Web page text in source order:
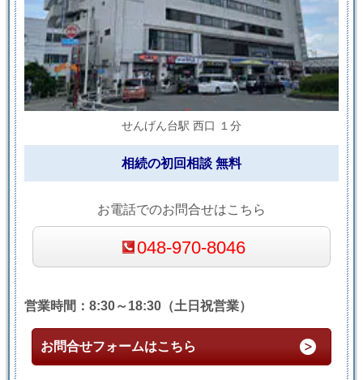
せんげん台駅 西口 １分
相続の初回相談 無料
お電話でのお問合せはこちら
048-970-8046
営業時間：8:30～18:30（土日祝営業）
お問合せフォームはこちら